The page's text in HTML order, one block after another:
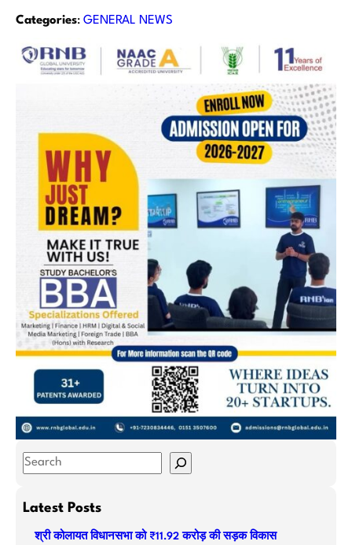
Categories: GENERAL NEWS
S
aLatest Posts
श्री कोलायत विधानसभा को ₹11.92 करोड़ की सड़क विकास